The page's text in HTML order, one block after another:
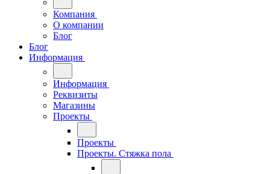
Компания
О компании
Блог
Блог
Информация
Информация
Реквизиты
Магазины
Проекты
Проекты
Проекты. Стяжка пола